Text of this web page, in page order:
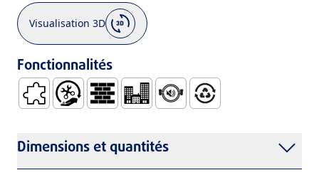
Visualisation 3D
Fonctionnalités
Dimensions et quantités